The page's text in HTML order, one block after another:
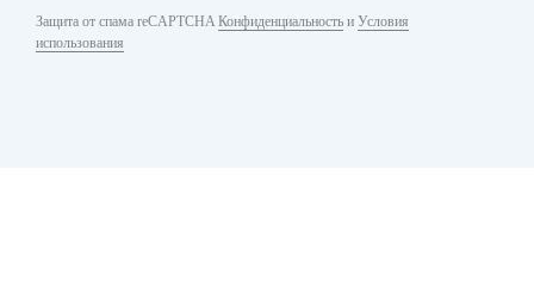
Защита от спама reCAPTCHA Конфиденциальность и Условия
использования